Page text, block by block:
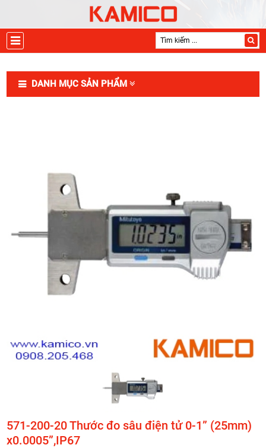
DANH MỤC SẢN PHẨM
571-200-20 Thước đo sâu điện tử 0-1” (25mm)
x0.0005”,IP67